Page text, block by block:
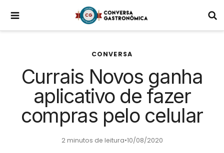
CONVERSA
Currais Novos ganha
aplicativo de fazer
compras pelo celular
2 minutos de leitura•10/08/2020